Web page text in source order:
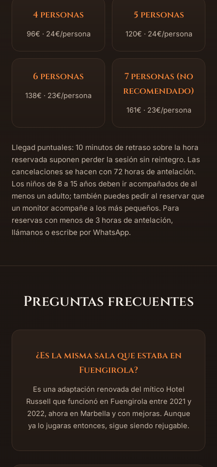
4 personas
96€ · 24€/persona
5 personas
120€ · 24€/persona
6 personas
138€ · 23€/persona
7 personas (no
recomendado)
161€ · 23€/persona
Llegad puntuales: 10 minutos de retraso sobre la hora
reservada suponen perder la sesión sin reintegro. Las
cancelaciones se hacen con 72 horas de antelación.
Los niños de 8 a 15 años deben ir acompañados de al
menos un adulto; también puedes pedir al reservar que
un monitor acompañe a los más pequeños. Para
reservas con menos de 3 horas de antelación,
llámanos o escribe por WhatsApp.
Preguntas frecuentes
¿Es la misma sala que estaba en
Fuengirola?
Es una adaptación renovada del mítico Hotel
Russell que funcionó en Fuengirola entre 2021 y
2022, ahora en Marbella y con mejoras. Aunque
ya lo jugaras entonces, sigue siendo rejugable.